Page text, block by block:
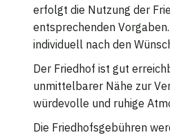
erfolgt die Nutzung der
entsprechenden
individuell nach den
Der Friedhof ist gut
unmittelbarer Nähe zur
würdevolle und ruhige
Die Friedhofsgebühren